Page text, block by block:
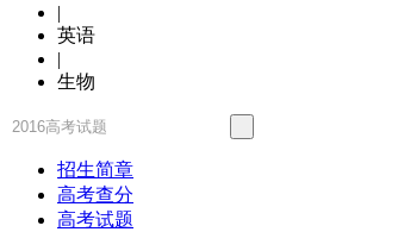
|
英语
|
生物
招生简章
高考查分
高考试题